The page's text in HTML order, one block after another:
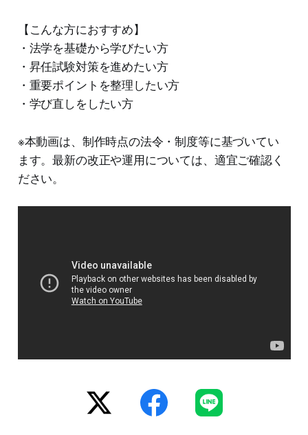
【こんな方におすすめ】
・法学を基礎から学びたい方
・昇任試験対策を進めたい方
・重要ポイントを整理したい方
・学び直しをしたい方
※本動画は、制作時点の法令・制度等に基づいてい
ます。最新の改正や運用については、適宜ご確認く
ださい。